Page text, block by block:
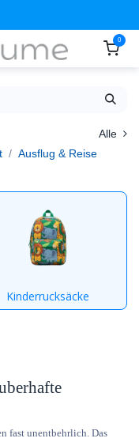
0
Alle
Ausflug & Reise
Kinderrucksäcke
fast unentbehrlich. Das